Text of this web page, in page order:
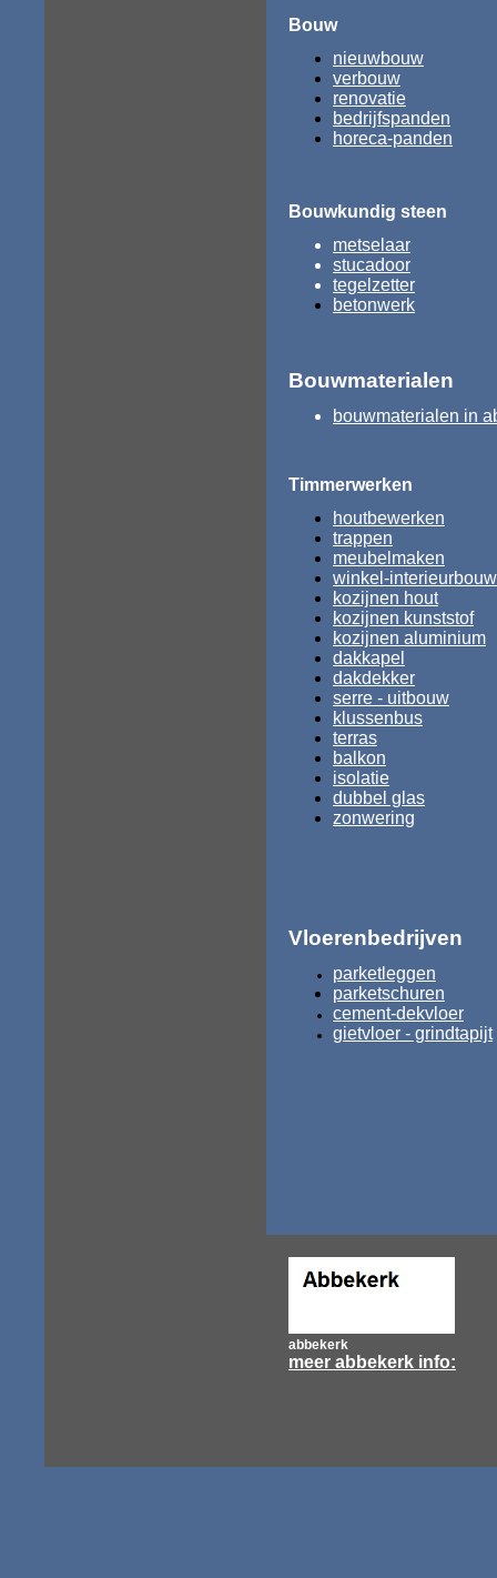
Bouw
nieuwbouw
verbouw
renovatie
bedrijfspanden
horeca-panden
Bouwkundig steen
metselaar
stucadoor
tegelzetter
betonwerk
Bouwmaterialen
bouwmaterialen in
Timmerwerken
houtbewerken
trappen
meubelmaken
winkel-interieurbouw
kozijnen hout
kozijnen kunststof
kozijnen aluminium
dakkapel
dakdekker
serre - uitbouw
klussenbus
terras
balkon
isolatie
dubbel glas
zonwering
Vloerenbedrijven
parketleggen
parketschuren
cement-dekvloer
gietvloer - grindtapijt
abbekerk
meer abbekerk info: